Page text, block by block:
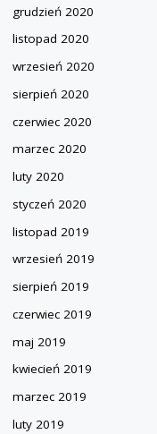
grudzień 2020
listopad 2020
wrzesień 2020
sierpień 2020
czerwiec 2020
marzec 2020
luty 2020
styczeń 2020
listopad 2019
wrzesień 2019
sierpień 2019
czerwiec 2019
maj 2019
kwiecień 2019
marzec 2019
luty 2019